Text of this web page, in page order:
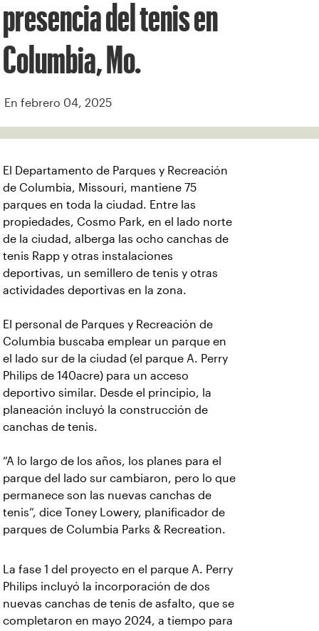
presencia del tenis en
Columbia, Mo.
En febrero 04, 2025
El Departamento de Parques y Recreación
de Columbia, Missouri, mantiene 75
parques en toda la ciudad. Entre las
propiedades, Cosmo Park, en el lado norte
de la ciudad, alberga las ocho canchas de
tenis Rapp y otras instalaciones
deportivas, un semillero de tenis y otras
actividades deportivas en la zona.
El personal de Parques y Recreación de
Columbia buscaba emplear un parque en
el lado sur de la ciudad (el parque A. Perry
Philips de 140acre) para un acceso
deportivo similar. Desde el principio, la
planeación incluyó la construcción de
canchas de tenis.
“A lo largo de los años, los planes para el
parque del lado sur cambiaron, pero lo que
permanece son las nuevas canchas de
tenis”, dice Toney Lowery, planificador de
parques de Columbia Parks & Recreation.
La fase 1 del proyecto en el parque A. Perry
Philips incluyó la incorporación de dos
nuevas canchas de tenis de asfalto, que se
completaron en mayo 2024, a tiempo para